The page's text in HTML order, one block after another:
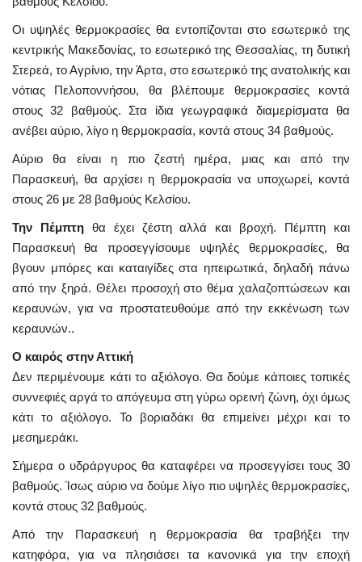
Οι υψηλές θερμοκρασίες θα εντοπίζονται στο εσωτερικό της
κεντρικής Μακεδονίας, το εσωτερικό της Θεσσαλίας, τη δυτική
Στερεά, το Αγρίνιο, την Άρτα, στο εσωτερικό της ανατολικής και
νότιας Πελοποννήσου, θα βλέπουμε θερμοκρασίες κοντά
στους 32 βαθμούς. Στα ίδια γεωγραφικά διαμερίσματα θα
ανέβει αύριο, λίγο η θερμοκρασία, κοντά στους 34 βαθμούς.
Αύριο θα είναι η πιο ζεστή ημέρα, μιας και από την
Παρασκευή, θα αρχίσει η θερμοκρασία να υποχωρεί, κοντά
στους 26 με 28 βαθμούς Κελσίου.
Την Πέμπτηθα έχει ζέστη αλλά και βροχή. Πέμπτη και
Παρασκευή θα προσεγγίσουμε υψηλές θερμοκρασίες, θα
βγουν μπόρες και καταιγίδες στα ηπειρωτικά, δηλαδή πάνω
από την ξηρά. Θέλει προσοχή στο θέμα χαλαζοπτώσεων και
κεραυνών, για να προστατευθούμε από την εκκένωση των
κεραυνών..
Ο καιρός στην Αττική
Δεν περιμένουμε κάτι το αξιόλογο. Θα δούμε κάποιες τοπικές
συννεφιές αργά το απόγευμα στη γύρω ορεινή ζώνη, όχι όμως
κάτι το αξιόλογο. Το βοριαδάκι θα επιμείνει μέχρι και το
μεσημεράκι.
Σήμερα ο υδράργυρος θα καταφέρει να προσεγγίσει τους 30
βαθμούς. Ίσως αύριο να δούμε λίγο πιο υψηλές θερμοκρασίες,
κοντά στους 32 βαθμούς.
Από την Παρασκευή η θερμοκρασία θα τραβήξει την
κατηφόρα, για να πλησιάσει τα κανονικά για την εποχή